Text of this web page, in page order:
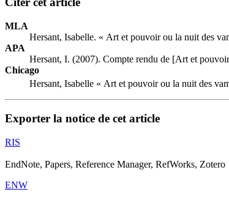
MLA
Hersant, Isabelle. « Art et pouvoir ou la nuit des
APA
Hersant, I. (2007). Compte rendu de [Art et
Chicago
Hersant, Isabelle « Art et pouvoir ou la nuit des
Exporter la notice de cet article
RIS
EndNote, Papers, Reference Manager, RefWorks, Zotero
ENW